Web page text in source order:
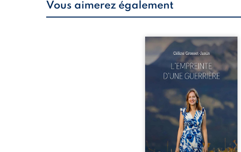
Vous aimerez également
Que reste-t-il de l’enfance
lorsque la maladie impose ses
propres règles ? L’empreinte
d’une guerrière livre, sans
détour, le récit d’un quotidien
bouleversé par la maladie
chronique, l’errance médicale
et de longues hospitalisations.
L’auteure y raconte ce que les
dossiers médicaux taisent : la
peur, l’isolement, l’épuisement
et le sentiment de ne pas ...